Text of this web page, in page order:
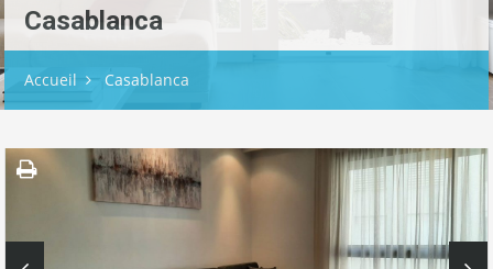
Casablanca
Accueil Casablanca